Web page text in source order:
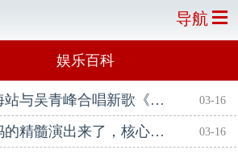
导航
娱乐百科
李宇春演唱会上海站与吴青峰合唱新歌《春雨里》双双落泪 03-16
许娣把南北方妈妈的精髓演出来了，核心是抓住了哪些共通点？ 03-16